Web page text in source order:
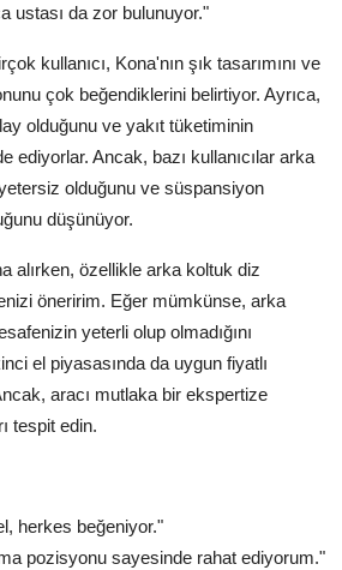
ustası da zor bulunuyor."
kullanıcı, Kona'nın şık tasarımını ve
çok beğendiklerini belirtiyor. Ayrıca,
olduğunu ve yakıt tüketiminin
ediyorlar. Ancak, bazı kullanıcılar arka
olduğunu ve süspansiyon
düşünüyor.
alırken, özellikle arka koltuk diz
öneririm. Eğer mümkünse, arka
yeterli olup olmadığını
el piyasasında da uygun fiyatlı
aracı mutlaka bir ekspertize
tespit edin.
herkes beğeniyor."
pozisyonu sayesinde rahat ediyorum."